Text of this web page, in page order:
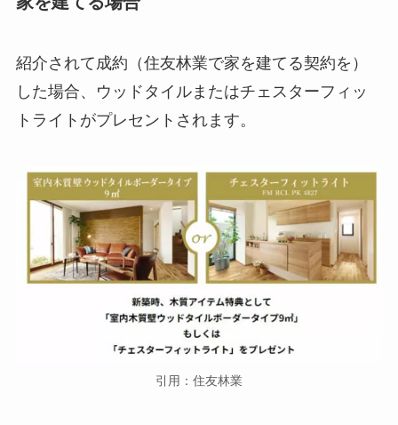
紹介されて成約（住友林業で家を建てる契約を）
した場合、ウッドタイルまたはチェスターフィッ
トライトがプレセントされます。
引用：住友林業